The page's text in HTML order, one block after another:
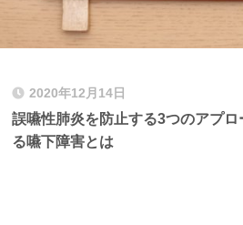
2020年12月14日
誤嚥性肺炎を防止する3つのアプ
る嚥下障害とは